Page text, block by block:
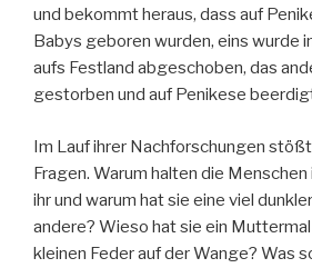
und bekommt heraus, dass auf
Babys geboren wurden, eins wurde
aufs Festland abgeschoben, das
gestorben und auf Penikese
Im Lauf ihrer Nachforschungen
Fragen. Warum halten die
ihr und warum hat sie eine viel
andere? Wieso hat sie ein Muttermal
kleinen Feder auf der Wange? Was